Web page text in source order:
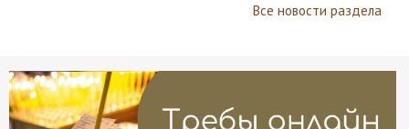
Все новости раздела